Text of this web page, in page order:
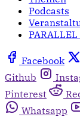
Podcasts
PARALLEL
Facebook
Github
Pinterest
Whatsapp